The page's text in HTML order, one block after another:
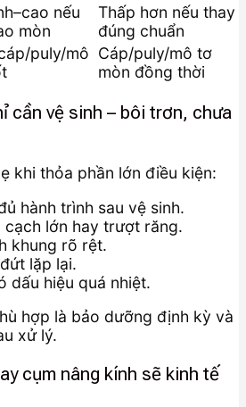
nếu
mòn
Thấp hơn nếu thay
đúng chuẩn
puly/mô Cáp/puly/mô tơ
mòn đồng thời
cần vệ sinh – bôi trơn, chưa
khi thỏa phần lớn điều kiện:
hành trình sau vệ sinh.
cạch lớn hay trượt răng.
khung rõ rệt.
lặp lại.
dấu hiệu quá nhiệt.
hợp là bảo dưỡng định kỳ và
xử lý.
cụm nâng kính sẽ kinh tế